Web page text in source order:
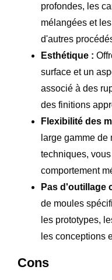
profondes, les
mélangées et
d'autres
Esthétique :
surface et un
associé à des
des finitions
Flexibilité des
large gamme
techniques,
comportement
Pas d'outillage
de moules
les prototypes,
les conceptions
Cons